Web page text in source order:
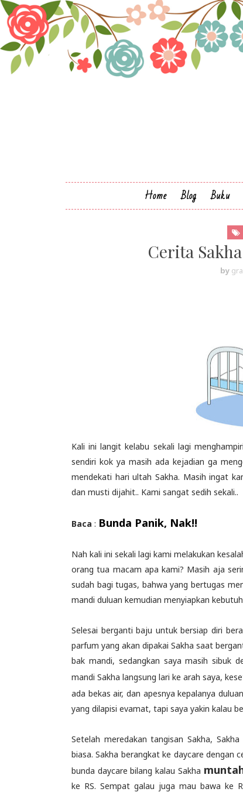
Home Blog Buku
Cerita
by
Kali ini langit kelabu sekali lagi
sendiri kok ya masih ada kejadian ga
mendekati hari ultah Sakha. Masih ingat
dan musti dijahit.. Kami sangat sedih sekali..
Baca : Bunda Panik, Nak!!
Nah kali ini sekali lagi kami melakukan
orang tua macam apa kami? Masih aja
sudah bagi tugas, bahwa yang bertugas
mandi duluan kemudian menyiapkan
Selesai berganti baju untuk bersiap diri
parfum yang akan dipakai Sakha saat
bak mandi, sedangkan saya masih sibuk
mandi Sakha langsung lari ke arah saya,
ada bekas air, dan apesnya kepalanya duluan
yang dilapisi evamat, tapi saya yakin kalau
Setelah meredakan tangisan Sakha,
biasa. Sakha berangkat ke daycare dengan
bunda daycare bilang kalau Sakha
ke RS. Sempat galau juga mau bawa ke